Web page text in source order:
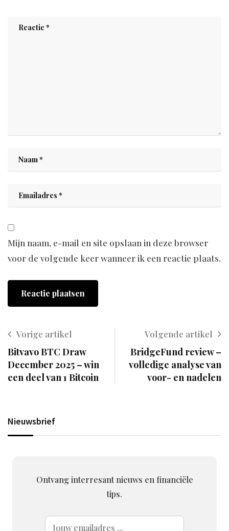
Mijn naam, e-mail en site opslaan in deze browser
voor de volgende keer wanneer ik een reactie plaats.
Vorige artikel
Bitvavo BTC Draw
December 2025 – win
een deel van 1 Bitcoin
Volgende artikel
BridgeFund review –
volledige analyse van
voor- en nadelen
Nieuwsbrief
Ontvang interresant nieuws en financiële
tips.